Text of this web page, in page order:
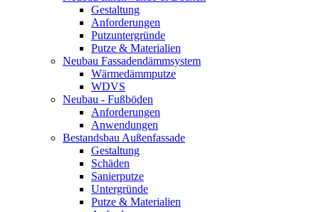
Gestaltung
Anforderungen
Putzuntergründe
Putze & Materialien
Neubau Fassadendämmsystem
Wärmedämmputze
WDVS
Neubau - Fußböden
Anforderungen
Anwendungen
Bestandsbau Außenfassade
Gestaltung
Schäden
Sanierputze
Untergründe
Putze & Materialien